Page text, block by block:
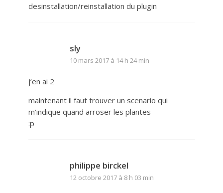
desinstallation/reinstallation du plugin
sly
10 mars 2017 à 14 h 24 min
j’en ai 2
maintenant il faut trouver un scenario qui
m’indique quand arroser les plantes
:p
philippe birckel
12 octobre 2017 à 8 h 03 min